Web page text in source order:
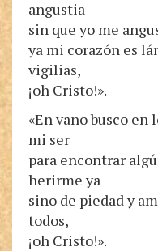
angustia
sin que yo me
ya mi corazón es
vigilias,
¡oh Cristo!».
«En vano busco en
mi ser
para encontrar
herirme ya
sino de piedad y
todos,
¡oh Cristo!».